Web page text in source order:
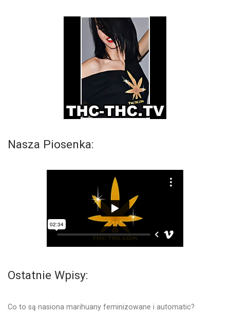
Nasza Piosenka:
Ostatnie Wpisy:
Co to są nasiona marihuany feminizowane i automatic?